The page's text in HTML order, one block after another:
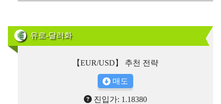
유로-달러화
【EUR/USD】 추천 전략
매도
진입가: 1.18380